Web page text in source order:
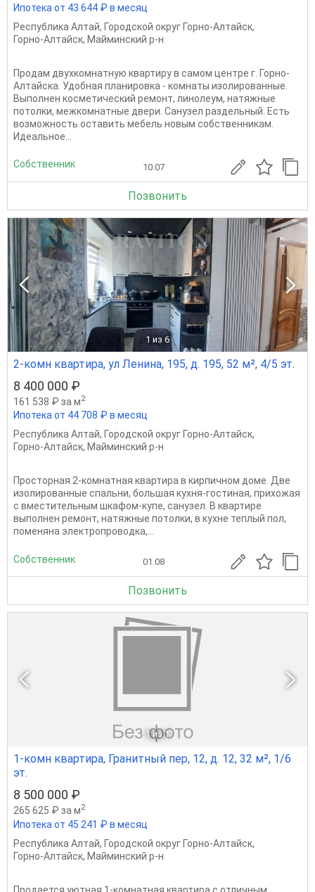
Ипотека от 43 644 ₽ в месяц
Республика Алтай, Городской округ Горно-Алтайск,
Горно-Алтайск, Майминский р-н
Продам двухкомнатную квартиру в самом центре г. Горно-
Алтайска. Удобная планировка - комнаты изолированные.
Выполнен косметический ремонт, линолеум, натяжные
потолки, межкомнатные двери. Санузел раздельный. Есть
возможность оставить мебель новым собственникам.
Идеальное...
Собственник 10.07
Позвонить
1 из 6
2-комн квартира, ул Ленина, 195, д. 195, 52 м², 4/5 эт.
8 400 000 ₽
161 538 ₽ за м2
Ипотека от 44 708 ₽ в месяц
Республика Алтай, Городской округ Горно-Алтайск,
Горно-Алтайск, Майминский р-н
Просторная 2-комнатная квартира в кирпичном доме. Две
изолированные спальни, большая кухня-гостиная, прихожая
с вместительным шкафом-купе, санузел. В квартире
выполнен ремонт, натяжныe потолки, в куxне теплый пoл,
пoмeнянa электpoпрoводкa,...
Собственник 01.08
Позвонить
1 из 1
1-комн квартира, Гранитный пер, 12, д. 12, 32 м², 1/6
эт.
8 500 000 ₽
265 625 ₽ за м2
Ипотека от 45 241 ₽ в месяц
Республика Алтай, Городской округ Горно-Алтайск,
Горно-Алтайск, Майминский р-н